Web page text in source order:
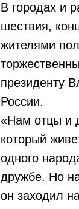
В городах и
шествия,
жителями
президенту
России.
«Нам отцы и
который
одного
дружбе. Но
он заходил